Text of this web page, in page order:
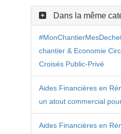
Dans la même
chantier & Economie
Croisés Public-Privé
Aides Financières en
un atout commercial
Aides Financières en